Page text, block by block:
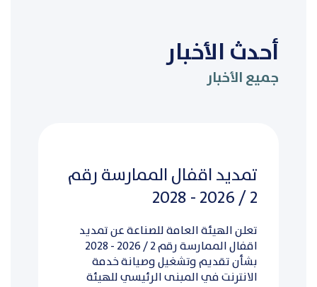
أحدث الأخبار
جميع الأخبار
تمديد اقفال الممارسة رقم
2 / 2026 - 2028
تعلن الهيئة العامة للصناعة عن تمديد
اقفال الممارسة رقم 2 / 2026 - 2028
بشأن تقديم وتشغيل وصيانة خدمة
الانترنت في المبنى الرئيسي للهيئة